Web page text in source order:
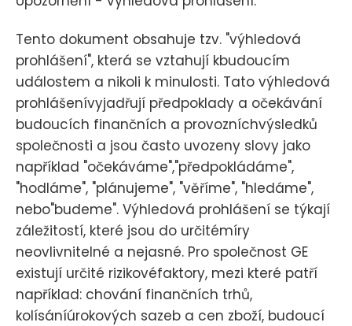
Tento dokument obsahuje tzv. "výhledová
prohlášení", která se vztahují kbudoucím
událostem a nikoli k minulosti. Tato výhledová
prohlášenívyjadřují předpoklady a očekávání
budoucích finančních a provozníchvýsledků
společnosti a jsou často uvozeny slovy jako
například "očekáváme","předpokládáme",
"hodláme", "plánujeme", "věříme", "hledáme",
nebo"budeme". Výhledová prohlášení se týkají
záležitostí, které jsou do určitémíry
neovlivnitelné a nejasné. Pro společnost GE
existují určité rizikovéfaktory, mezi které patří
například: chování finančních trhů,
kolísáníúrokových sazeb a cen zboží, budoucí